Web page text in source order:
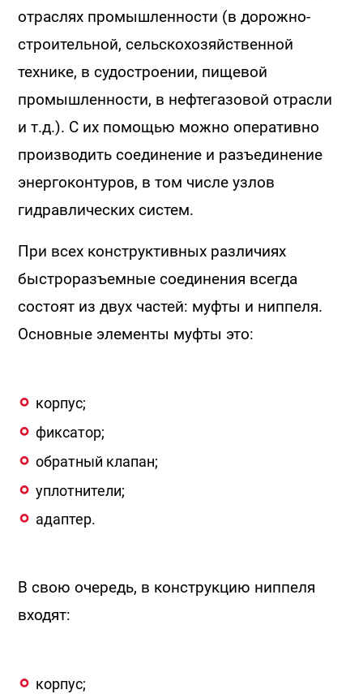
отраслях промышленности (в дорожно-
строительной, сельскохозяйственной
технике, в судостроении, пищевой
промышленности, в нефтегазовой отрасли
и т.д.). С их помощью можно оперативно
производить соединение и разъединение
энергоконтуров, в том числе узлов
гидравлических систем.
При всех конструктивных различиях
быстроразъемные соединения всегда
состоят из двух частей: муфты и ниппеля.
Основные элементы муфты это:
корпус;
фиксатор;
обратный клапан;
уплотнители;
адаптер.
В свою очередь, в конструкцию ниппеля
входят:
корпус;